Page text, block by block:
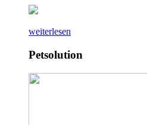
weiterlesen
Petsolution